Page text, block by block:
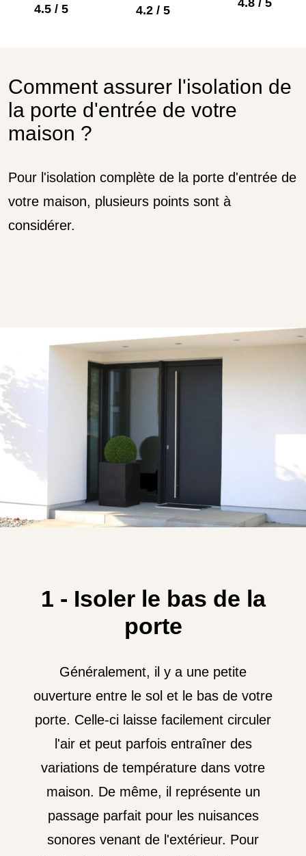
4.5 / 5 4.2 / 5
4.8 / 5
Comment assurer l'isolation de
la porte d'entrée de votre
maison ?
Pour l'isolation complète de la porte d'entrée de
votre maison, plusieurs points sont à
considérer.
1 - Isoler le bas de la
porte
Généralement, il y a une petite
ouverture entre le sol et le bas de votre
porte. Celle-ci laisse facilement circuler
l'air et peut parfois entraîner des
variations de température dans votre
maison. De même, il représente un
passage parfait pour les nuisances
sonores venant de l'extérieur. Pour